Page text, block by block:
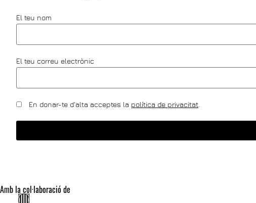
El teu nom
El teu correu electrònic
En donar-te d'alta acceptes la política de privacitat
Amb la col·laboració de